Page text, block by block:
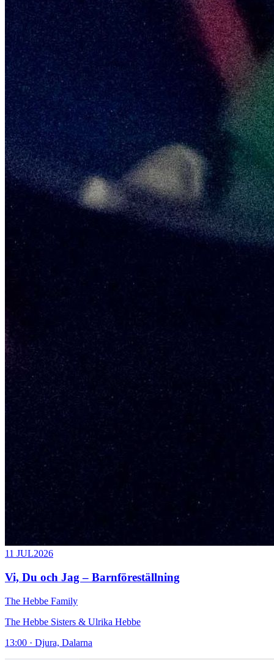
11 JUL2026
Vi, Du och Jag – Barnföreställning
The Hebbe Family
The Hebbe Sisters & Ulrika Hebbe
13:00 · Djura, Dalarna